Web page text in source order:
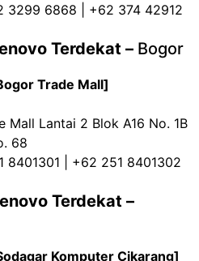
3299 6868 | +62 374 42912
Terdekat – Bogor
Trade Mall]
Mall Lantai 2 Blok A16 No. 1B
68
8401301 | +62 251 8401302
Terdekat –
Komputer Cikarang]